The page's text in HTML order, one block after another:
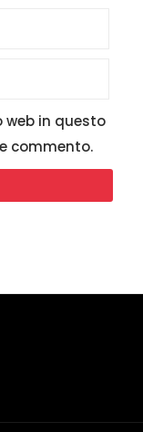
web in questo
commento.